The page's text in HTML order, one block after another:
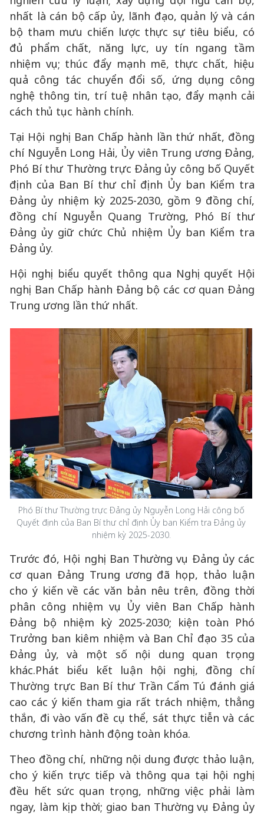
nhất là cán bộ cấp ủy, lãnh đạo, quản lý và cán
bộ tham mưu chiến lược thực sự tiêu biểu, có
đủ phẩm chất, năng lực, uy tín ngang tầm
nhiệm vụ; thúc đẩy mạnh mẽ, thực chất, hiệu
quả công tác chuyển đổi số, ứng dụng công
nghệ thông tin, trí tuệ nhân tạo, đẩy mạnh cải
cách thủ tục hành chính.
Tại Hội nghị Ban Chấp hành lần thứ nhất, đồng
chí Nguyễn Long Hải, Ủy viên Trung ương Đảng,
Phó Bí thư Thường trực Đảng ủy công bố Quyết
định của Ban Bí thư chỉ định Ủy ban Kiểm tra
Đảng ủy nhiệm kỳ 2025-2030, gồm 9 đồng chí,
đồng chí Nguyễn Quang Trường, Phó Bí thư
Đảng ủy giữ chức Chủ nhiệm Ủy ban Kiểm tra
Đảng ủy.
Hội nghị biểu quyết thông qua Nghị quyết Hội
nghị Ban Chấp hành Đảng bộ các cơ quan Đảng
Trung ương lần thứ nhất.
Phó Bí thư Thường trực Đảng ủy Nguyễn Long Hải công bố
Quyết định của Ban Bí thư chỉ định Ủy ban Kiểm tra Đảng ủy
nhiệm kỳ 2025-2030.
Trước đó, Hội nghị Ban Thường vụ Đảng ủy các
cơ quan Đảng Trung ương đã họp, thảo luận
cho ý kiến về các văn bản nêu trên, đồng thời
phân công nhiệm vụ Ủy viên Ban Chấp hành
Đảng bộ nhiệm kỳ 2025-2030; kiện toàn Phó
Trưởng ban kiêm nhiệm và Ban Chỉ đạo 35 của
Đảng ủy, và một số nội dung quan trọng
khác.Phát biểu kết luận hội nghị, đồng chí
Thường trực Ban Bí thư Trần Cẩm Tú đánh giá
cao các ý kiến tham gia rất trách nhiệm, thẳng
thắn, đi vào vấn đề cụ thể, sát thực tiễn và các
chương trình hành động toàn khóa.
Theo đồng chí, những nội dung được thảo luận,
cho ý kiến trực tiếp và thông qua tại hội nghị
đều hết sức quan trọng, những việc phải làm
ngay, làm kịp thời; giao ban Thường vụ Đảng ủy